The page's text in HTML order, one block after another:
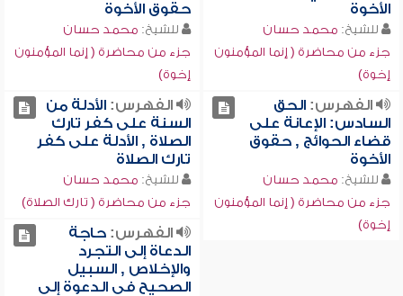
الأخوة
للشيخ: محمد حسان
جزء من محاضرة ( إنما المؤمنون
إخوة)
حقوق الأخوة
للشيخ: محمد حسان
جزء من محاضرة ( إنما المؤمنون
إخوة)
الفهرس:الحق
السادس: الإعانة على
قضاء الحوائج , حقوق
الأخوة
للشيخ: محمد حسان
جزء من محاضرة ( إنما المؤمنون
إخوة)
الفهرس:الأدلة من
السنة على كفر تارك
الصلاة , الأدلة على كفر
تارك الصلاة
للشيخ: محمد حسان
جزء من محاضرة ( تارك الصلاة)
الفهرس:حاجة
الدعاة إلى التجرد
والإخلاص , السبيل
الصحيح في الدعوة إلى